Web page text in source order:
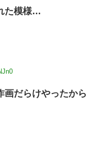
た模様…
画だらけやったから